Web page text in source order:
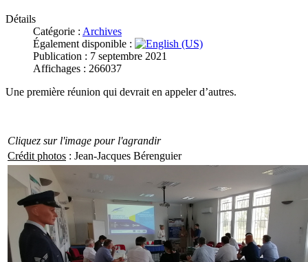
Détails
Catégorie : Archives
Également disponible :
Publication : 7 septembre 2021
Affichages : 266037
Une première réunion qui devrait en appeler d’autres.
Cliquez sur l'image pour l'agrandir
Crédit photos : Jean-Jacques Bérenguier